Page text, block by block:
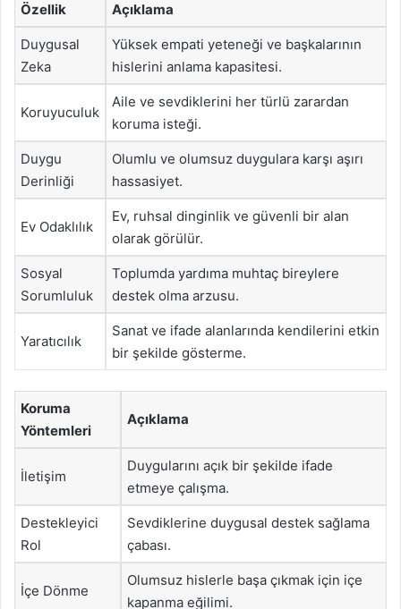
Özellik Açıklama
Duygusal
Zeka
Yüksek empati yeteneği ve başkalarının
hislerini anlama kapasitesi.
Koruyuculuk
Aile ve sevdiklerini her türlü zarardan
koruma isteği.
Duygu
Derinliği
Olumlu ve olumsuz duygulara karşı aşırı
hassasiyet.
Ev Odaklılık
Ev, ruhsal dinginlik ve güvenli bir alan
olarak görülür.
Sosyal
Sorumluluk
Toplumda yardıma muhtaç bireylere
destek olma arzusu.
Yaratıcılık
Sanat ve ifade alanlarında kendilerini etkin
bir şekilde gösterme.
Koruma
Yöntemleri
Açıklama
İletişim
Duygularını açık bir şekilde ifade
etmeye çalışma.
Destekleyici
Rol
Sevdiklerine duygusal destek sağlama
çabası.
İçe Dönme
Olumsuz hislerle başa çıkmak için içe
kapanma eğilimi.